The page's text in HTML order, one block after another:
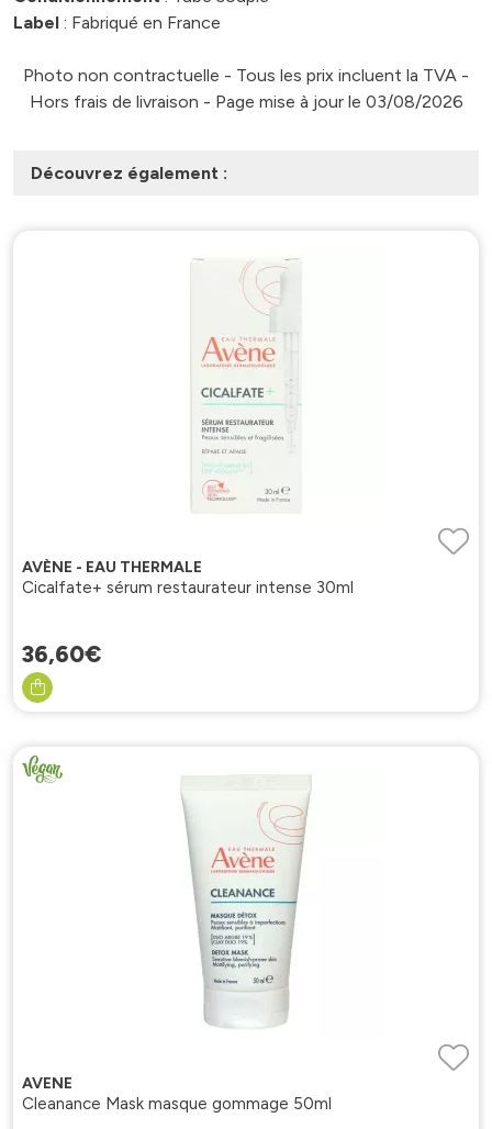
Label : Fabriqué en France
Photo non contractuelle - Tous les prix incluent la TVA -
Hors frais de livraison - Page mise à jour le 03/08/2026
Découvrez également :
AVÈNE - EAU THERMALE
Cicalfate+ sérum restaurateur intense 30ml
36,60€
AVENE
Cleanance Mask masque gommage 50ml